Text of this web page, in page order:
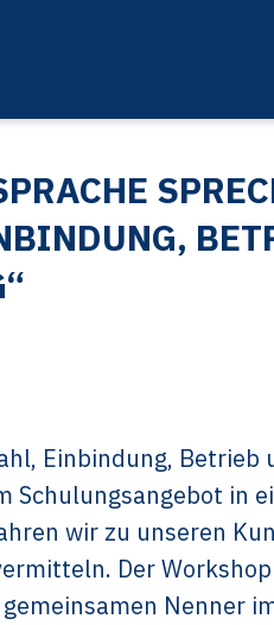
Einbindung, Betrieb
Schulungsangebot in
wir zu unseren
Der
Nenner